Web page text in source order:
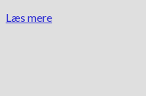
Læs mere